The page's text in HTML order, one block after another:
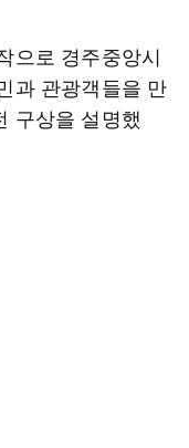
으로 경주중앙시
과 관광객들을 만
구상을 설명했